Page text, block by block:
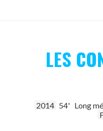
LES
2014 54' Long